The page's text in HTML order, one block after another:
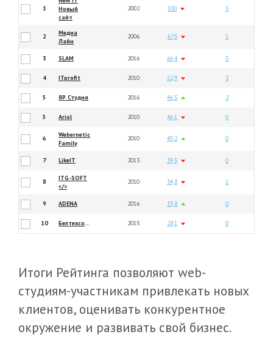
1
Новый
сайт
2002 100 5
2
Медиа
Лайн
2006 67,5 1
3 SLAM 2016 66,4 5
4 ITprofit 2010 52,9 3
5 ЯР Студия 2016 46,5 2
5 Ariol 2010 46,1 0
6
Webernetic
Family
2010 40,2 0
7 LikeIT 2013 39,5 0
8
ITG-SOFT
</>
2010 34,8 1
9 ADENA 2016 33,8 0
10 Белтехсофт 2015 28,1 0
Итоги Рейтинга позволяют web-
студиям-участникам привлекать новых
клиентов, оценивать конкурентное
окружение и развивать свой бизнес.